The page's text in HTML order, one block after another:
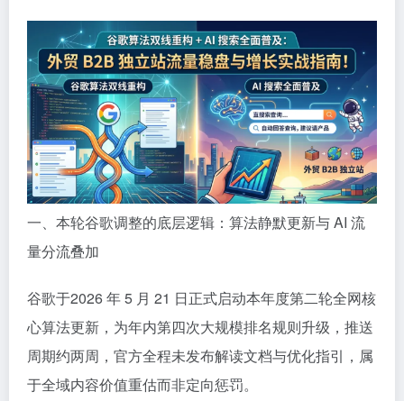
一、本轮谷歌调整的底层逻辑：算法静默更新与 AI 流
量分流叠加
谷歌于2026 年 5 月 21 日正式启动本年度第二轮全网核
心算法更新，为年内第四次大规模排名规则升级，推送
周期约两周，官方全程未发布解读文档与优化指引，属
于全域内容价值重估而非定向惩罚。